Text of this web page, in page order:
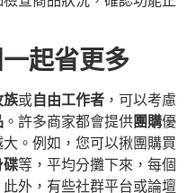
起省更多
族或自由工作者 ，可以考慮
。許多商家都會提供團購優
。例如，您可以揪團購買
碟等，平均分攤下來，每個
外，有些社群平台或論壇